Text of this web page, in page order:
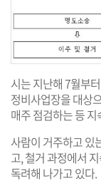
시는 지난해 7월부
정비사업장을 대상
매주 점검하는 등
사람이 거주하고 있
고, 철거 과정에서
독려해 나가고 있다.